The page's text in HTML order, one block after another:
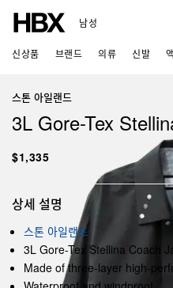
남성
신상품 브랜드 의류 신발
스톤 아일랜드
3L Gore-Tex
$1,335
상세 설명
스톤 아일랜드
3L Gore-Tex Stellina Coach
Made of three-layer high-